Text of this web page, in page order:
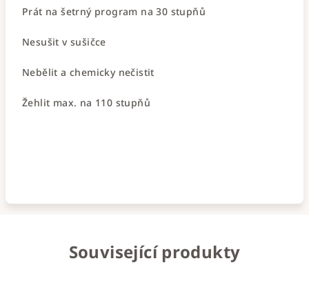
Prát na šetrný program na 30 stupňů
Nesušit v sušičce
Nebělit a chemicky nečistit
Žehlit max. na 110 stupňů
Související produkty